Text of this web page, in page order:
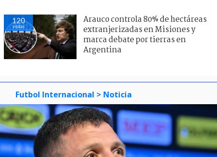
120
visitas
Arauco controla 80% de hectáreas
extranjerizadas en Misiones y
marca debate por tierras en
Argentina
Futbol Internacional > Noticia